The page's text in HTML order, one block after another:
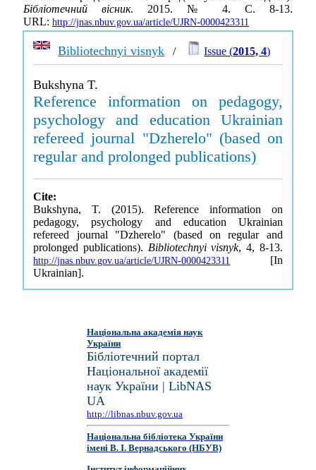
Бібліотечний вісник. 2015. № 4. С. 8-13.
URL: http://jnas.nbuv.gov.ua/article/UJRN-0000423311
Bibliotechnyi visnyk / Issue (2015, 4)
Bukshyna T.
Reference information on pedagogy,
psychology and education Ukrainian
refereed journal "Dzherelo" (based on
regular and prolonged publications)
Cite:
Bukshyna, T. (2015). Reference information on
pedagogy, psychology and education Ukrainian
refereed journal "Dzherelo" (based on regular and
prolonged publications). Bibliotechnyi visnyk, 4, 8-13.
http://jnas.nbuv.gov.ua/article/UJRN-0000423311
[In
Ukrainian].
Національна академія наук
України
Бібліотечний портал
Національної академії
наук України | LibNAS
UA
http://libnas.nbuv.gov.ua
Національна бібліотека України
імені В. І. Вернадського (НБУВ)